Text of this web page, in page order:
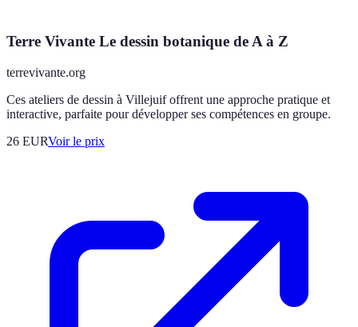
Terre Vivante Le dessin botanique de A à Z
terrevivante.org
Ces ateliers de dessin à Villejuif offrent une approche pratique et
interactive, parfaite pour développer ses compétences en groupe.
26 EURVoir le prix